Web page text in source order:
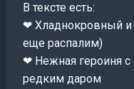
В тексте есть:
❤ Хладнокровный и
еще распалим)
❤ Нежная героиня
редким даром